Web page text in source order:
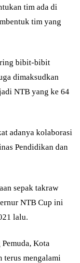
tim ada di
tim yang
bibit-bibit
dimaksudkan
NTB yang ke 64
adanya kolaborasi
Pendidikan dan
sepak takraw
NTB Cup ini
lalu.
Kota
terus mengalami